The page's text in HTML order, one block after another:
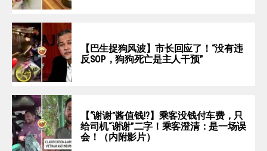
【巴生捉狗风波】市长回应了！“没有违
反SOP，狗狗死亡是主人干预”
【“谢谢”酱值钱⁉️】乘客没钱付车费，只
给司机“谢谢”二字！乘客澄清：是一场误
会！（内附影片）